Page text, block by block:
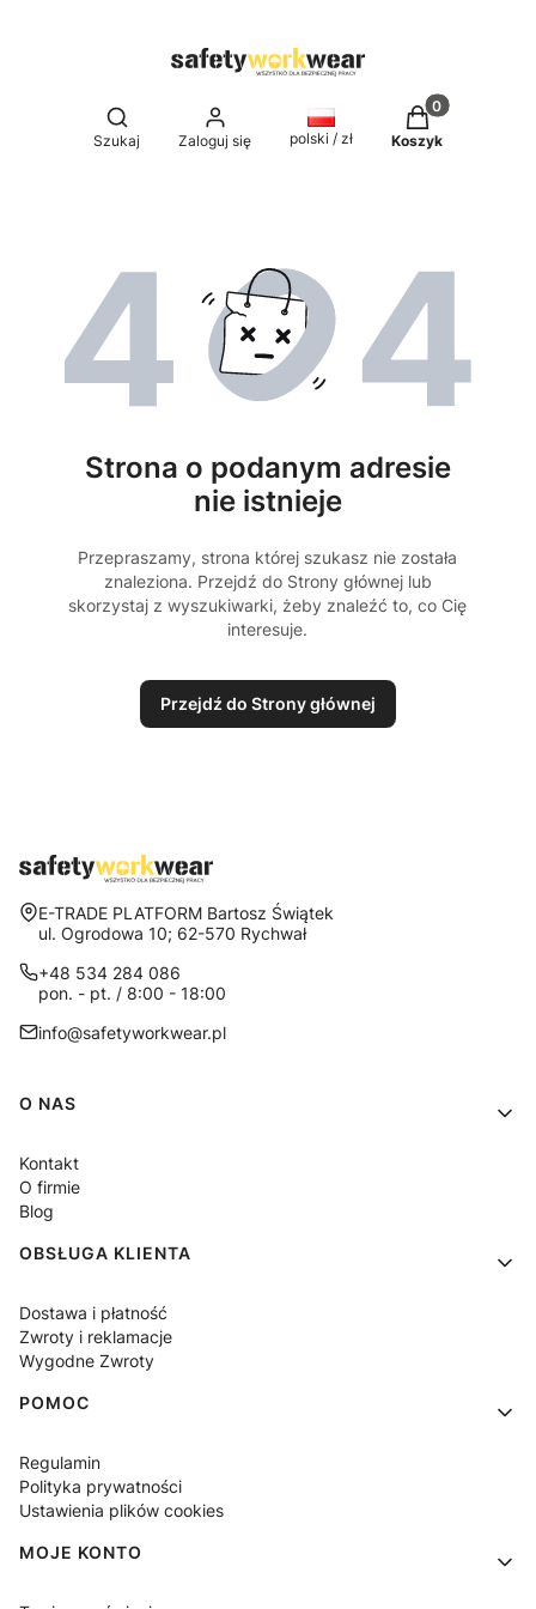
Otwórz wyszukiwarkę
Szukaj Zaloguj się polski / zł
Produkty w
Koszyk
Strona o podanym adresie
nie istnieje
Przepraszamy, strona której szukasz nie została
znaleziona. Przejdź do Strony głównej lub
skorzystaj z wyszukiwarki, żeby znaleźć to, co Cię
interesuje.
Przejdź do Strony głównej
Adres:
E-TRADE PLATFORM Bartosz Świątek
ul. Ogrodowa 10; 62-570 Rychwał
+48 534 284 086
pon. - pt. / 8:00 - 18:00
info@safetyworkwear.pl
Linki w stopce
O NAS
Kontakt
O firmie
Blog
OBSŁUGA KLIENTA
Dostawa i płatność
Zwroty i reklamacje
Wygodne Zwroty
POMOC
Regulamin
Polityka prywatności
Ustawienia plików cookies
MOJE KONTO